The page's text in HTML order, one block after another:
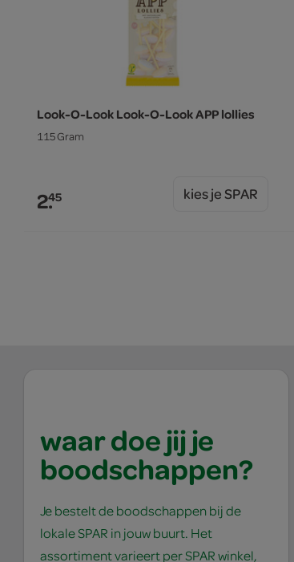
Look-O-Look Look-O-Look APP lollies
115 Gram
2.45 kies je SPAR
waar doe jij je
boodschappen?
Je bestelt de boodschappen bij de
lokale SPAR in jouw buurt. Het
assortiment varieert per SPAR winkel,